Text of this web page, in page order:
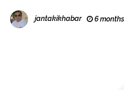
jantakikhabar 6